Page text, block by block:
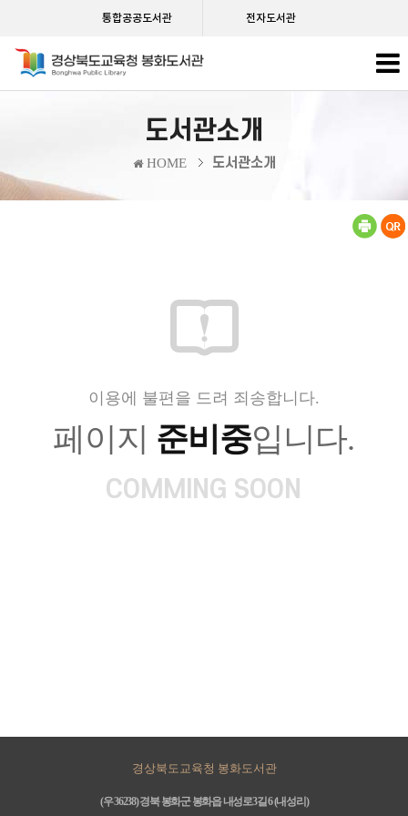
통합공공도서관 전자도서관
도서관소개
HOME 도서관소개
이용에 불편을 드려 죄송합니다.
페이지 준비중입니다.
COMMING SOON
경상북도교육청 봉화도서관
(우 36238) 경북 봉화군 봉화읍 내성로3길 6 (내성리)